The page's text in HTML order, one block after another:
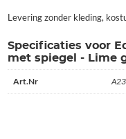
Levering zonder kleding,
Specificaties voor
met spiegel - Lime
Art.Nr